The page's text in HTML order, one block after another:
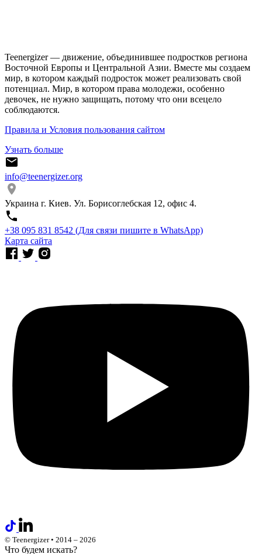
Teenergizer — движение, объединившее подростков региона
Восточной Европы и Центральной Азии. Вместе мы создаем
мир, в котором каждый подросток может реализовать свой
потенциал. Мир, в котором права молодежи, особенно
девочек, не нужно защищать, потому что они всецело
соблюдаются.
Правила и Условия пользования сайтом
Узнать больше
info@teenergizer.org
Украина г. Киев. Ул. Борисоглебская 12, офис 4.
⁨+38 095 831 8542⁩ (Для связи пишите в WhatsApp)
Карта сайта
© Teenergizer • 2014 – 2026
Что будем искать?